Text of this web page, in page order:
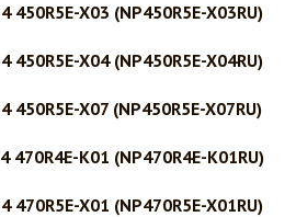
450R5E-X03 (NP450R5E-X03RU)
450R5E-X04 (NP450R5E-X04RU)
450R5E-X07 (NP450R5E-X07RU)
470R4E-K01 (NP470R4E-K01RU)
470R5E-X01 (NP470R5E-X01RU)